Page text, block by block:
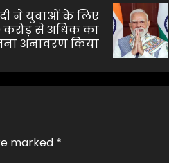
ने युवाओं के लिए
करोड़ से अधिक का
अनावरण किया
marked *